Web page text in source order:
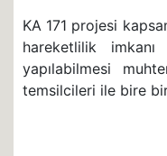
KA 171 projesi
hareketlilik
yapılabilmesi
temsilcileri ile bire bir